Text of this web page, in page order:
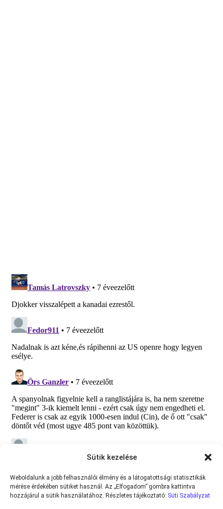
Sütik kezelése
Weboldalunk a jobb felhasználói élmény és a látogatottsági statisztikák
mérése érdekében sütiket használ. Az „Elfogadom” gombra kattintva
hozzájárul a sütik használatához. Részletes tájékoztató: Süti Szabályzat